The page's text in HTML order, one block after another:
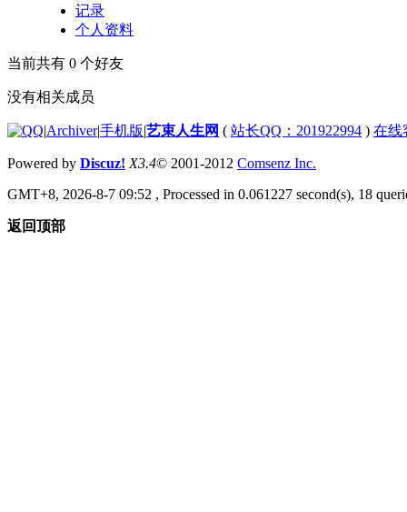
记录
个人资料
当前共有 0 个好友
没有相关成员
|Archiver|手机版|艺束人生网 ( 站长QQ：201922994 ) 在线
Powered by Discuz! X3.4© 2001-2012 Comsenz Inc.
GMT+8, 2026-8-7 09:52 , Processed in 0.061227 second(s), 18
返回顶部